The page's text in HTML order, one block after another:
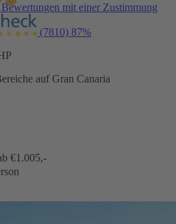
mit einer Zustimmung
(7810) 87%
auf Gran Canaria
€1.005,-